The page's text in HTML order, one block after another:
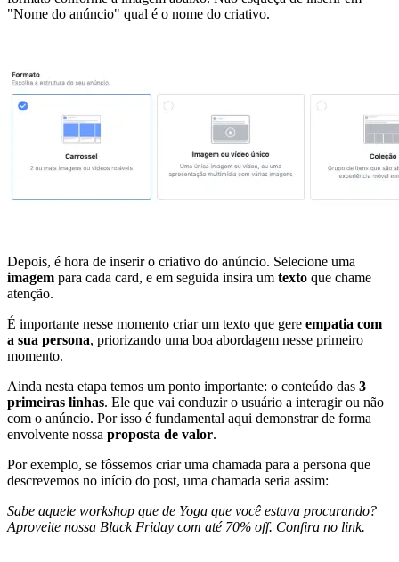
"Nome do anúncio" qual é o nome do criativo.
Depois, é hora de inserir o criativo do anúncio. Selecione uma
imagem para cada card, e em seguida insira um texto que chame
atenção.
É importante nesse momento criar um texto que gere empatia com
a sua persona, priorizando uma boa abordagem nesse primeiro
momento.
Ainda nesta etapa temos um ponto importante: o conteúdo das 3
primeiras linhas. Ele que vai conduzir o usuário a interagir ou não
com o anúncio. Por isso é fundamental aqui demonstrar de forma
envolvente nossa proposta de valor.
Por exemplo, se fôssemos criar uma chamada para a persona que
descrevemos no início do post, uma chamada seria assim:
Sabe aquele workshop que de Yoga que você estava procurando?
Aproveite nossa Black Friday com até 70% off. Confira no link.